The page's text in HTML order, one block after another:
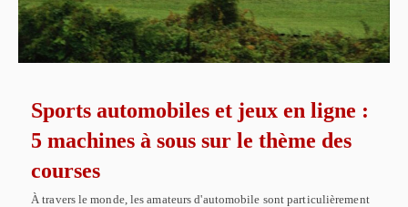
Sports automobiles et jeux en ligne :
5 machines à sous sur le thème des
courses
À travers le monde, les amateurs d'automobile sont particulièrement